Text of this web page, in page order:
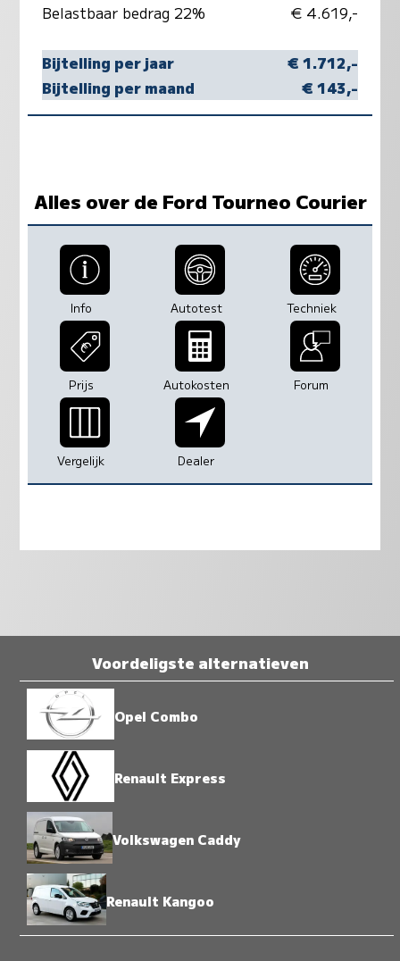
Belastbaar bedrag 22%
€ 4.619,-
Bijtelling per jaar
€ 1.712,-
Bijtelling per maand
€ 143,-
Alles over de Ford Tourneo Courier
Info Autotest Techniek
Prijs Autokosten Forum
Vergelijk Dealer
Voordeligste alternatieven
Opel Combo
Renault Express
Volkswagen Caddy
Renault Kangoo